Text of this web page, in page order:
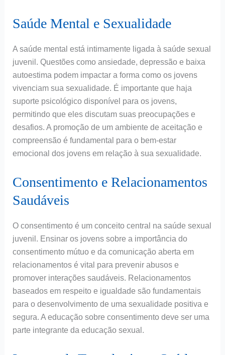
Saúde Mental e Sexualidade
A saúde mental está intimamente ligada à saúde sexual
juvenil. Questões como ansiedade, depressão e baixa
autoestima podem impactar a forma como os jovens
vivenciam sua sexualidade. É importante que haja
suporte psicológico disponível para os jovens,
permitindo que eles discutam suas preocupações e
desafios. A promoção de um ambiente de aceitação e
compreensão é fundamental para o bem-estar
emocional dos jovens em relação à sua sexualidade.
Consentimento e Relacionamentos
Saudáveis
O consentimento é um conceito central na saúde sexual
juvenil. Ensinar os jovens sobre a importância do
consentimento mútuo e da comunicação aberta em
relacionamentos é vital para prevenir abusos e
promover interações saudáveis. Relacionamentos
baseados em respeito e igualdade são fundamentais
para o desenvolvimento de uma sexualidade positiva e
segura. A educação sobre consentimento deve ser uma
parte integrante da educação sexual.